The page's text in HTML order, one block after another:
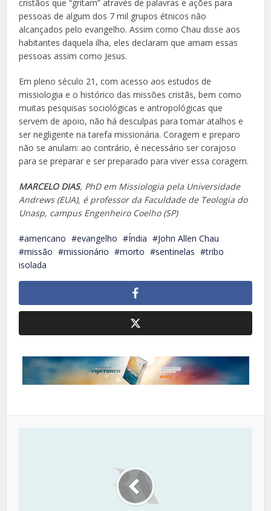
cristãos que “gritam” através de palavras e ações para
pessoas de algum dos 7 mil grupos étnicos não
alcançados pelo evangelho. Assim como Chau disse aos
habitantes daquela ilha, eles declaram que amam essas
pessoas assim como Jesus.
Em pleno século 21, com acesso aos estudos de
missiologia e o histórico das missões cristãs, bem como
muitas pesquisas sociológicas e antropológicas que
servem de apoio, não há desculpas para tomar atalhos e
ser negligente na tarefa missionária. Coragem e preparo
não se anulam: ao contrário, é necessário ser corajoso
para se preparar e ser preparado para viver essa coragem.
MARCELO DIAS, PhD em Missiologia pela Universidade
Andrews (EUA), é professor da Faculdade de Teologia do
Unasp, campus Engenheiro Coelho (SP)
americano evangelho Índia
John Allen Chau
missão
missionário morto sentinelas
tribo
isolada